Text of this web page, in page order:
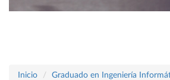
Inicio
Graduado en Ingeniería